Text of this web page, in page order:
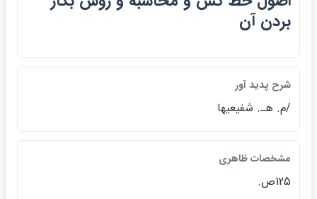
بردن آن
شرح پديد آور
/م. هـ. شفيعيها
مشخصات ظاهري
125ص.